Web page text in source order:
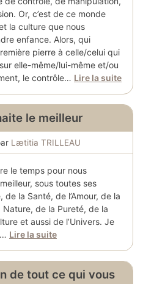
Or, c’est de ce monde
la culture que nous
enfance. Alors, qui
pierre à celle/celui qui
elle-même/lui-même et/ou
le contrôle… Lire la suite
le meilleur
Lætitia TRILLEAU
le temps pour nous
sous toutes ses
la Santé, de l’Amour, de la
Nature, de la Pureté, de la
et aussi de l’Univers. Je
Lire la suite
de tout ce qui vous